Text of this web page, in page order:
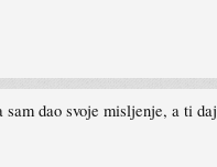
dao svoje misljenje, a ti